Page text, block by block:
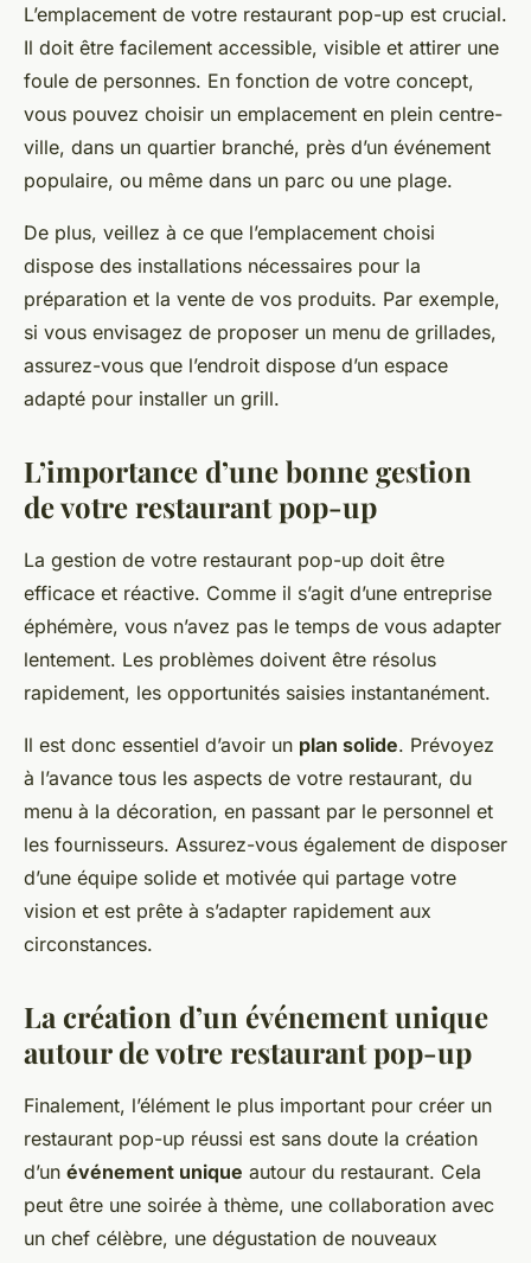
L’emplacement de votre restaurant pop-up est crucial.
Il doit être facilement accessible, visible et attirer une
foule de personnes. En fonction de votre concept,
vous pouvez choisir un emplacement en plein centre-
ville, dans un quartier branché, près d’un événement
populaire, ou même dans un parc ou une plage.
De plus, veillez à ce que l’emplacement choisi
dispose des installations nécessaires pour la
préparation et la vente de vos produits. Par exemple,
si vous envisagez de proposer un menu de grillades,
assurez-vous que l’endroit dispose d’un espace
adapté pour installer un grill.
L’importance d’une bonne gestion
de votre restaurant pop-up
La gestion de votre restaurant pop-up doit être
efficace et réactive. Comme il s’agit d’une entreprise
éphémère, vous n’avez pas le temps de vous adapter
lentement. Les problèmes doivent être résolus
rapidement, les opportunités saisies instantanément.
Il est donc essentiel d’avoir un plan solide. Prévoyez
à l’avance tous les aspects de votre restaurant, du
menu à la décoration, en passant par le personnel et
les fournisseurs. Assurez-vous également de disposer
d’une équipe solide et motivée qui partage votre
vision et est prête à s’adapter rapidement aux
circonstances.
La création d’un événement unique
autour de votre restaurant pop-up
Finalement, l’élément le plus important pour créer un
restaurant pop-up réussi est sans doute la création
d’un événement unique autour du restaurant. Cela
peut être une soirée à thème, une collaboration avec
un chef célèbre, une dégustation de nouveaux